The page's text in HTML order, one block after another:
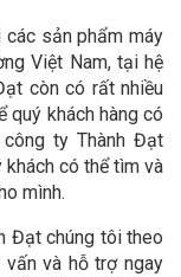
sản phẩm máy
Việt Nam, tại hệ
còn có rất nhiều
quý khách hàng có
ty Thành Đạt
có thể tìm và
mình.
Đạt chúng tôi theo
và hỗ trợ ngay